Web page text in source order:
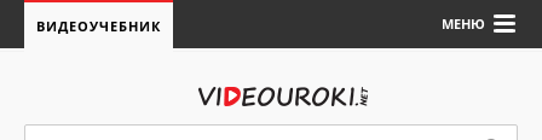
МЕНЮ
ВИДЕОУЧЕБНИК